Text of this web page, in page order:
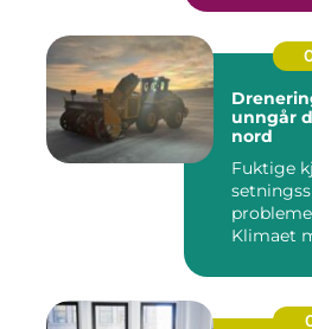
unngår
nord
Fuktige
Klimaet